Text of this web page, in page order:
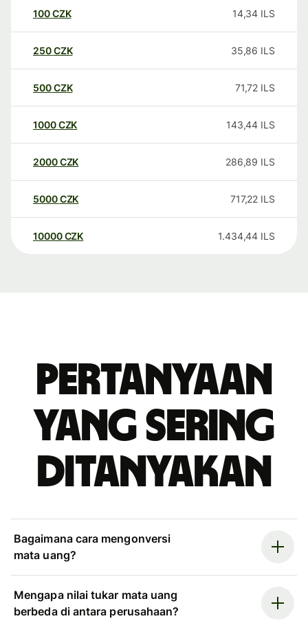
100CZK 14,34 ILS
250CZK 35,86 ILS
500CZK 71,72 ILS
1000CZK 143,44 ILS
2000CZK 286,89 ILS
5000CZK 717,22 ILS
10000 CZK 1.434,44 ILS
Pertanyaan
yang sering
ditanyakan
Bagaimana cara mengonversi
mata uang?
Mengapa nilai tukar mata uang
berbeda di antara perusahaan?